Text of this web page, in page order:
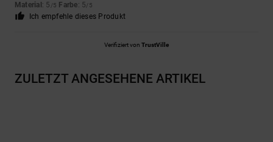
Material : 5 /5 Farbe: 5/5
Ich empfehle dieses Produkt
Verifiziert von TrustVille
ZULETZT ANGESEHENE ARTIKEL